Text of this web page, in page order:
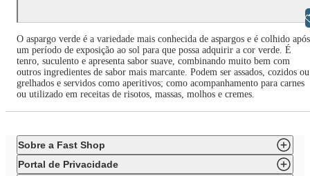
O aspargo verde é a variedade mais conhecida de aspargos e é colhido após
um período de exposição ao sol para que possa adquirir a cor verde. É
tenro, suculento e apresenta sabor suave, combinando muito bem com
outros ingredientes de sabor mais marcante. Podem ser assados, cozidos ou
grelhados e servidos como aperitivos; como acompanhamento para carnes
ou utilizado em receitas de risotos, massas, molhos e cremes.
Sobre a Fast Shop
Portal de Privacidade